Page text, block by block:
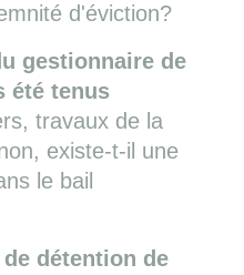
d'éviction?
gestionnaire de
été tenus
travaux de la
existe-t-il une
le bail
détention de